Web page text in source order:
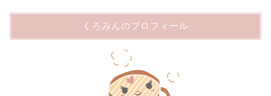
くろみんのプロフィール